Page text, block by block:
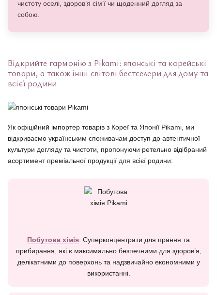
чистоту оселі, здоров’я сім’ї чи щоденний догляд за
собою.
Відкрийте гармонію з Pikami: японські та корейські
товари, а також інші світові бестселери для дому та
всієї родини
Як офіційний імпортер товарів з Кореї та Японії Pikami, ми
відкриваємо українським споживачам доступ до автентичної
культури догляду та чистоти, пропонуючи ретельно відібраний
асортимент преміальної продукції для всієї родини:
Побутова хімія . Суперконцентрати для прання та
прибирання, які є максимально безпечними для здоров’я,
делікатними до поверхонь та надзвичайно економними у
використанні.